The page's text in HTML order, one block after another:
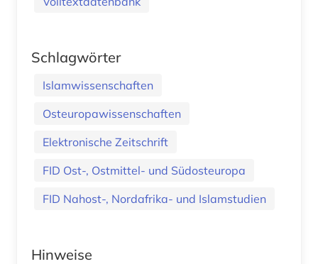
Schlagwörter
Islamwissenschaften
Osteuropawissenschaften
Elektronische Zeitschrift
FID Ost-, Ostmittel- und Südosteuropa
FID Nahost-, Nordafrika- und Islamstudien
Hinweise